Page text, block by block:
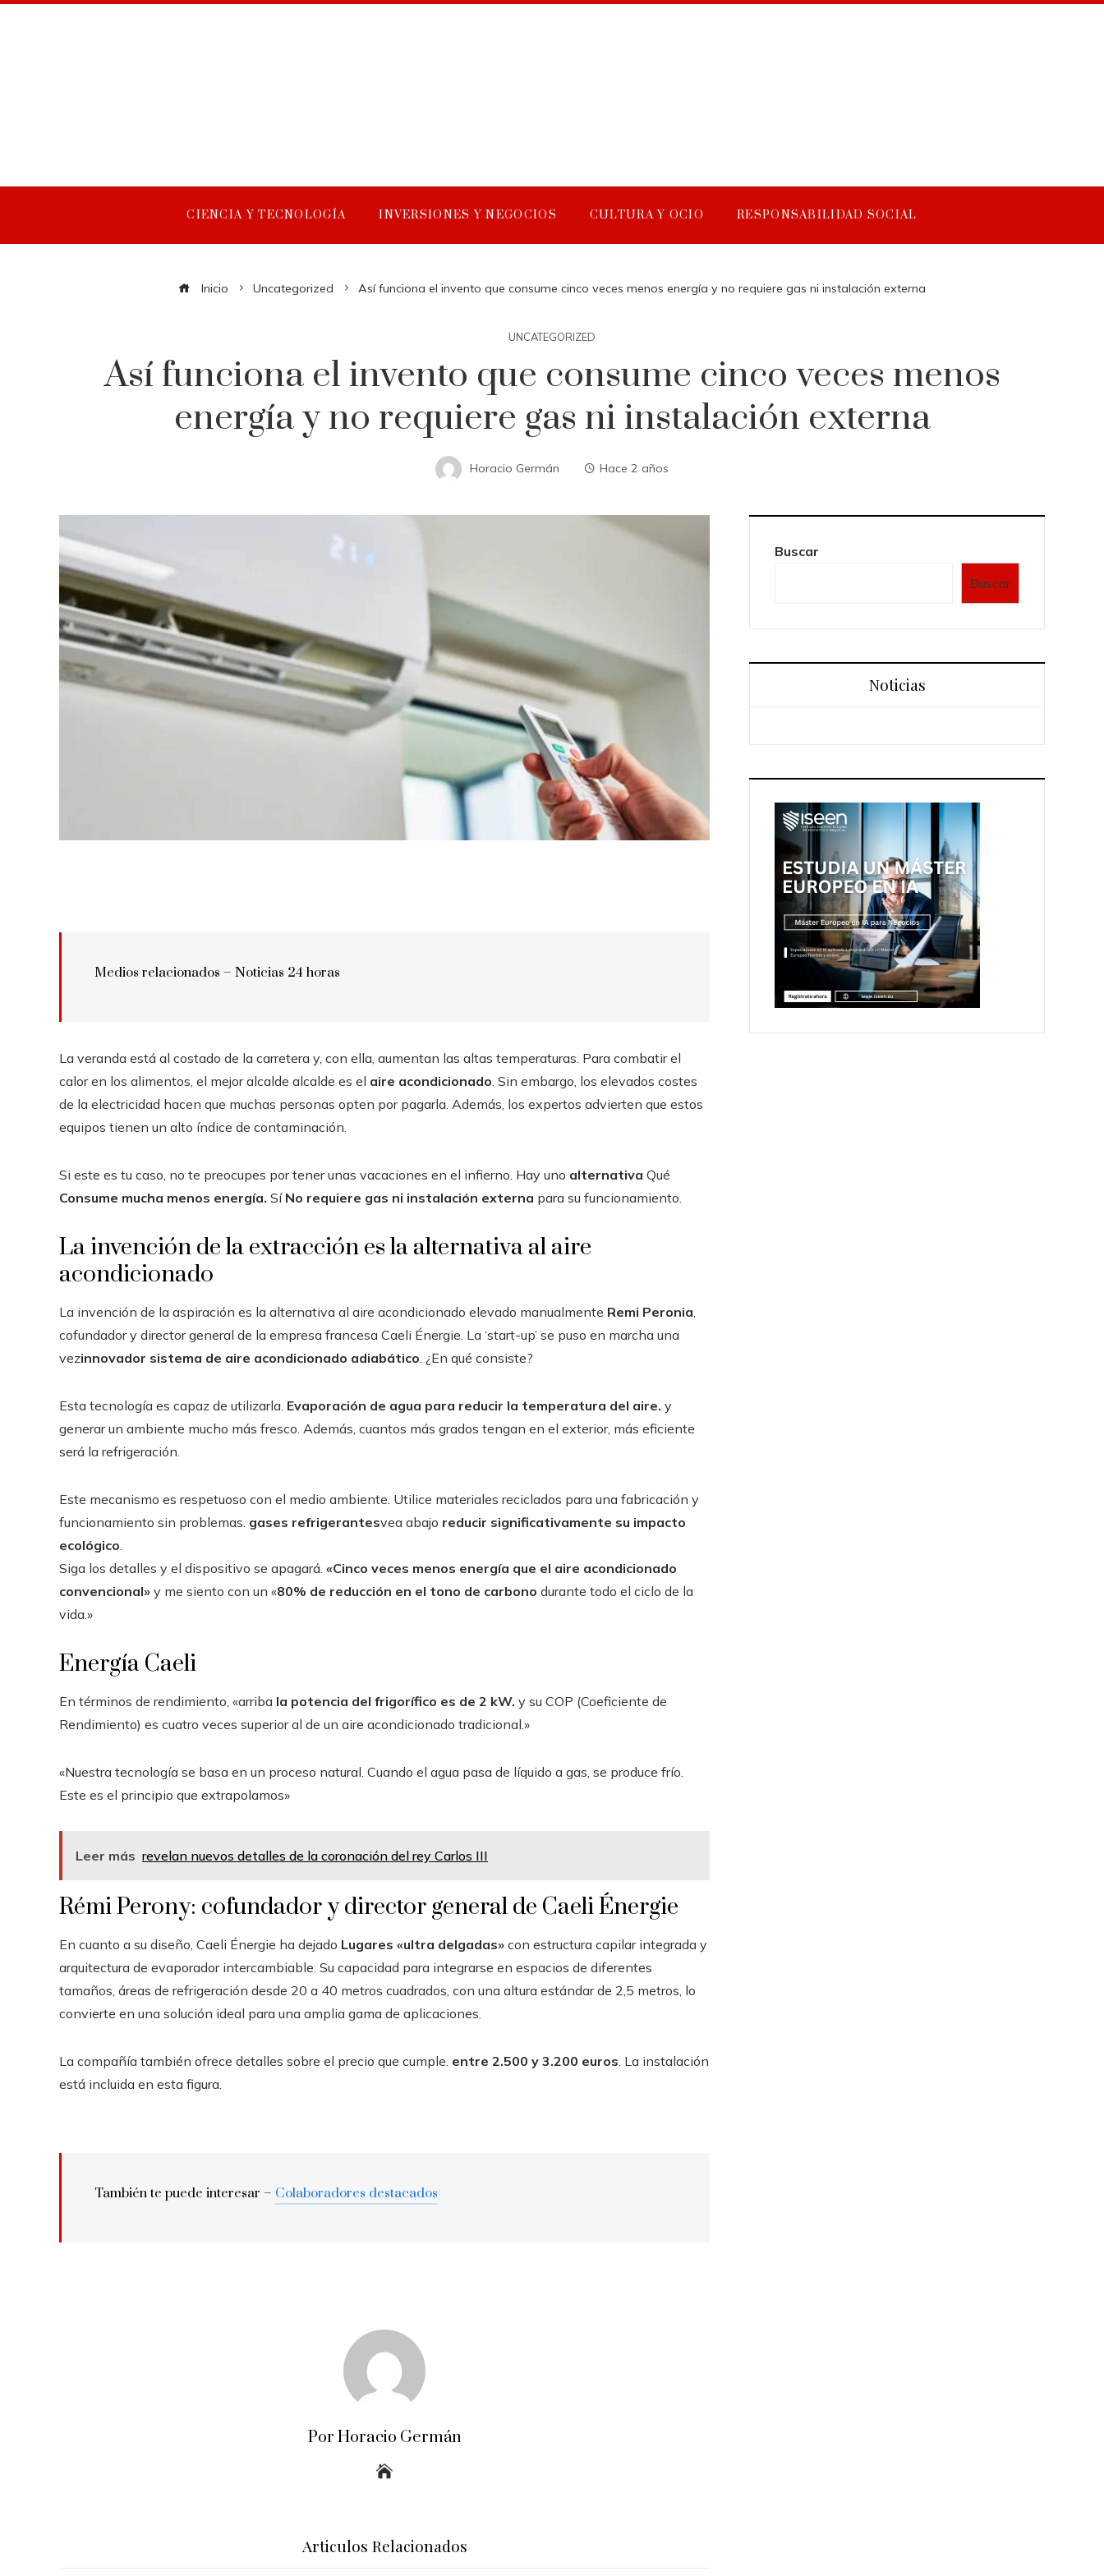
CIENCIA Y TECNOLOGÍA INVERSIONES Y NEGOCIOS CULTURA Y OCIO RESPONSABILIDAD SOCIAL
Inicio Uncategorized Así funciona el invento que consume cinco veces menos energía y no requiere gas ni instalación externa
UNCATEGORIZED
Así funciona el invento que consume cinco veces menos
energía y no requiere gas ni instalación externa
Horacio Germán Hace 2 años
Medios relacionados – Noticias 24 horas
La veranda está al costado de la carretera y, con ella, aumentan las altas temperaturas. Para combatir el
calor en los alimentos, el mejor alcalde alcalde es el aire acondicionado. Sin embargo, los elevados costes
de la electricidad hacen que muchas personas opten por pagarla. Además, los expertos advierten que estos
equipos tienen un alto índice de contaminación.
Si este es tu caso, no te preocupes por tener unas vacaciones en el infierno. Hay uno alternativa Qué
Consume mucha menos energía. Sí No requiere gas ni instalación externa para su funcionamiento.
La invención de la extracción es la alternativa al aire
acondicionado
La invención de la aspiración es la alternativa al aire acondicionado elevado manualmente Remi Peronia,
cofundador y director general de la empresa francesa Caeli Énergie. La ‘start-up’ se puso en marcha una
vezinnovador sistema de aire acondicionado adiabático. ¿En qué consiste?
Esta tecnología es capaz de utilizarla. Evaporación de agua para reducir la temperatura del aire. y
generar un ambiente mucho más fresco. Además, cuantos más grados tengan en el exterior, más eficiente
será la refrigeración.
Este mecanismo es respetuoso con el medio ambiente. Utilice materiales reciclados para una fabricación y
funcionamiento sin problemas. gases refrigerantesvea abajo reducir significativamente su impacto
ecológico.
Siga los detalles y el dispositivo se apagará. «Cinco veces menos energía que el aire acondicionado
convencional» y me siento con un «80% de reducción en el tono de carbono durante todo el ciclo de la
vida.»
Energía Caeli
En términos de rendimiento, «arriba la potencia del frigorífico es de 2 kW. y su COP (Coeficiente de
Rendimiento) es cuatro veces superior al de un aire acondicionado tradicional.»
«Nuestra tecnología se basa en un proceso natural. Cuando el agua pasa de líquido a gas, se produce frío.
Este es el principio que extrapolamos»
Leer más revelan nuevos detalles de la coronación del rey Carlos III
Rémi Perony: cofundador y director general de Caeli Énergie
En cuanto a su diseño, Caeli Énergie ha dejado Lugares «ultra delgadas» con estructura capilar integrada y
arquitectura de evaporador intercambiable. Su capacidad para integrarse en espacios de diferentes
tamaños, áreas de refrigeración desde 20 a 40 metros cuadrados, con una altura estándar de 2,5 metros, lo
convierte en una solución ideal para una amplia gama de aplicaciones.
La compañía también ofrece detalles sobre el precio que cumple. entre 2.500 y 3.200 euros. La instalación
está incluida en esta figura.
También te puede interesar – Colaboradores destacados
Por Horacio Germán
Articulos Relacionados
Buscar
Buscar
Noticias